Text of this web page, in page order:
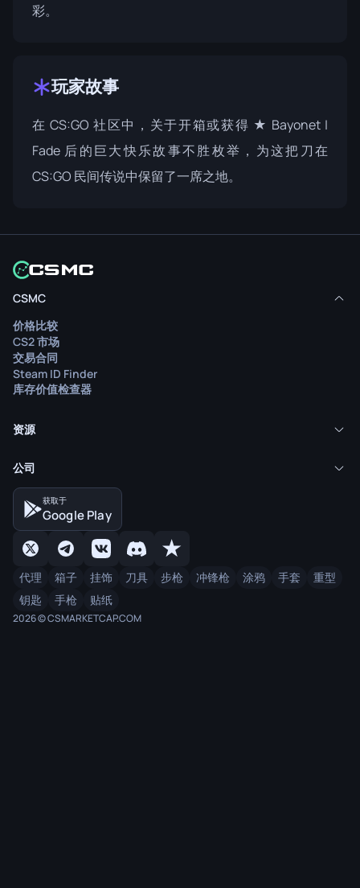
彩。
玩家故事
在 CS:GO 社区中，关于开箱或获得 ★ Bayonet |
Fade 后的巨大快乐故事不胜枚举，为这把刀在
CS:GO 民间传说中保留了一席之地。
CSMC
价格比较
CS2 市场
交易合同
Steam ID Finder
库存价值检查器
资源
公司
获取于
Google Play
代理 箱子 挂饰 刀具 步枪 冲锋枪 涂鸦 手套
重型
钥匙
手枪 贴纸
2026 © CSMARKETCAP.COM